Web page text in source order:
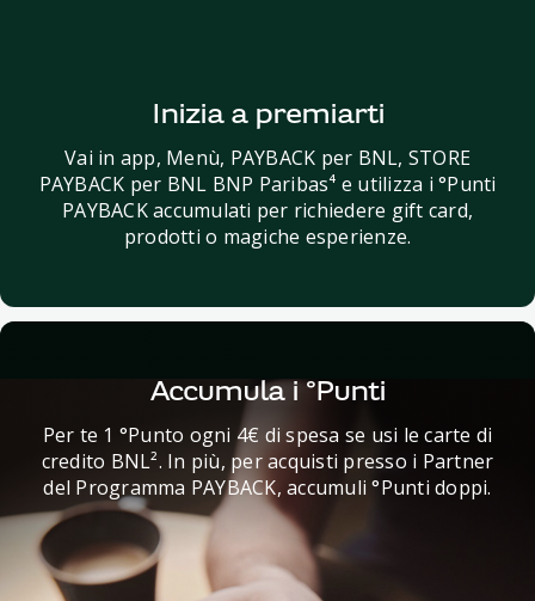
Inizia a premiarti
Vai in app, Menù, PAYBACK per BNL, STORE
PAYBACK per BNL BNP Paribas⁴ e utilizza i °Punti
PAYBACK accumulati per richiedere gift card,
prodotti o magiche esperienze.
Accumula i °Punti
Per te 1 °Punto ogni 4€ di spesa se usi le carte di
credito BNL². In più, per acquisti presso i Partner
del Programma PAYBACK, accumuli °Punti doppi.